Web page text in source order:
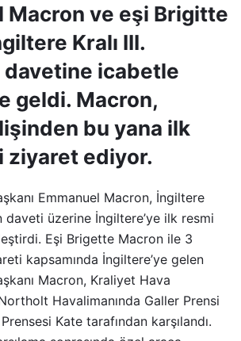
Macron ve eşi Brigitte
Kralı III.
davetine icabetle
geldi. Macron,
bu yana ilk
ziyaret ediyor.
Emmanuel Macron, İngiltere
daveti üzerine İngiltere’ye ilk resmi
Eşi Brigette Macron ile 3
kapsamında İngiltere’ye gelen
Macron, Kraliyet Hava
Havalimanında Galler Prensi
Kate tarafından karşılandı.